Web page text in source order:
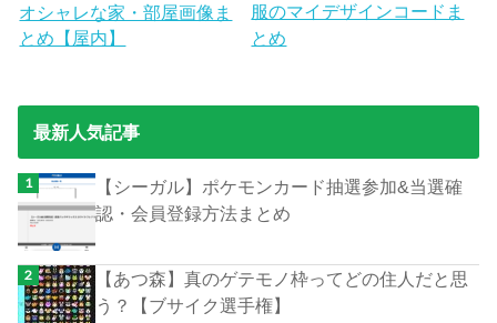
オシャレな家・部屋画像ま
とめ【屋内】
服のマイデザインコードま
とめ
最新人気記事
【シーガル】ポケモンカード抽選参加&当選確
認・会員登録方法まとめ
【あつ森】真のゲテモノ枠ってどの住人だと思
う？【ブサイク選手権】